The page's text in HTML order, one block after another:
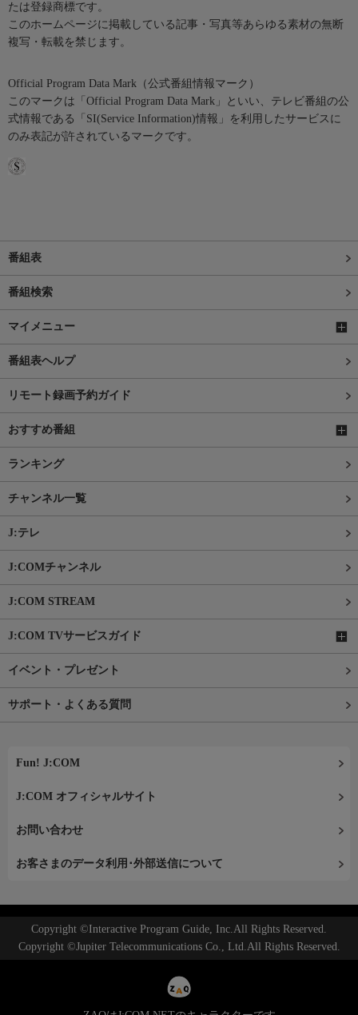
たは登録商標です。
このホームページに掲載している記事・写真等あらゆる素材の無断
複写・転載を禁じます。
Official Program Data Mark（公式番組情報マーク）
このマークは「Official Program Data Mark」といい、テレビ番組の公
式情報である「SI(Service Information)情報」を利用したサービスに
のみ表記が許されているマークです。
番組表
番組検索
マイメニュー
番組表ヘルプ
リモート録画予約ガイド
おすすめ番組
ランキング
チャンネル一覧
J:テレ
J:COMチャンネル
J:COM STREAM
J:COM TVサービスガイド
イベント・プレゼント
サポート・よくある質問
Fun! J:COM
J:COM オフィシャルサイト
お問い合わせ
お客さまのデータ利用･外部送信について
Copyright ©Interactive Program Guide, Inc.All Rights Reserved.
Copyright ©Jupiter Telecommunications Co., Ltd.All Rights Reserved.